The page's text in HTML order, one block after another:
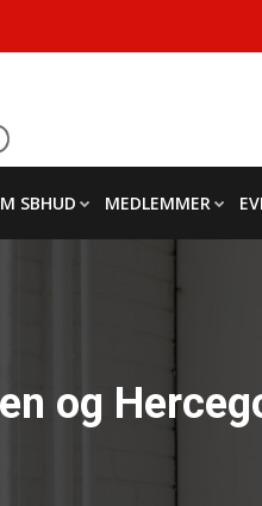
SBHUD MEDLEMMER
og